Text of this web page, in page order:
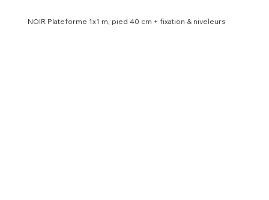
NOIR Plateforme 1x1 m, pied 40 cm + fixation & niveleurs